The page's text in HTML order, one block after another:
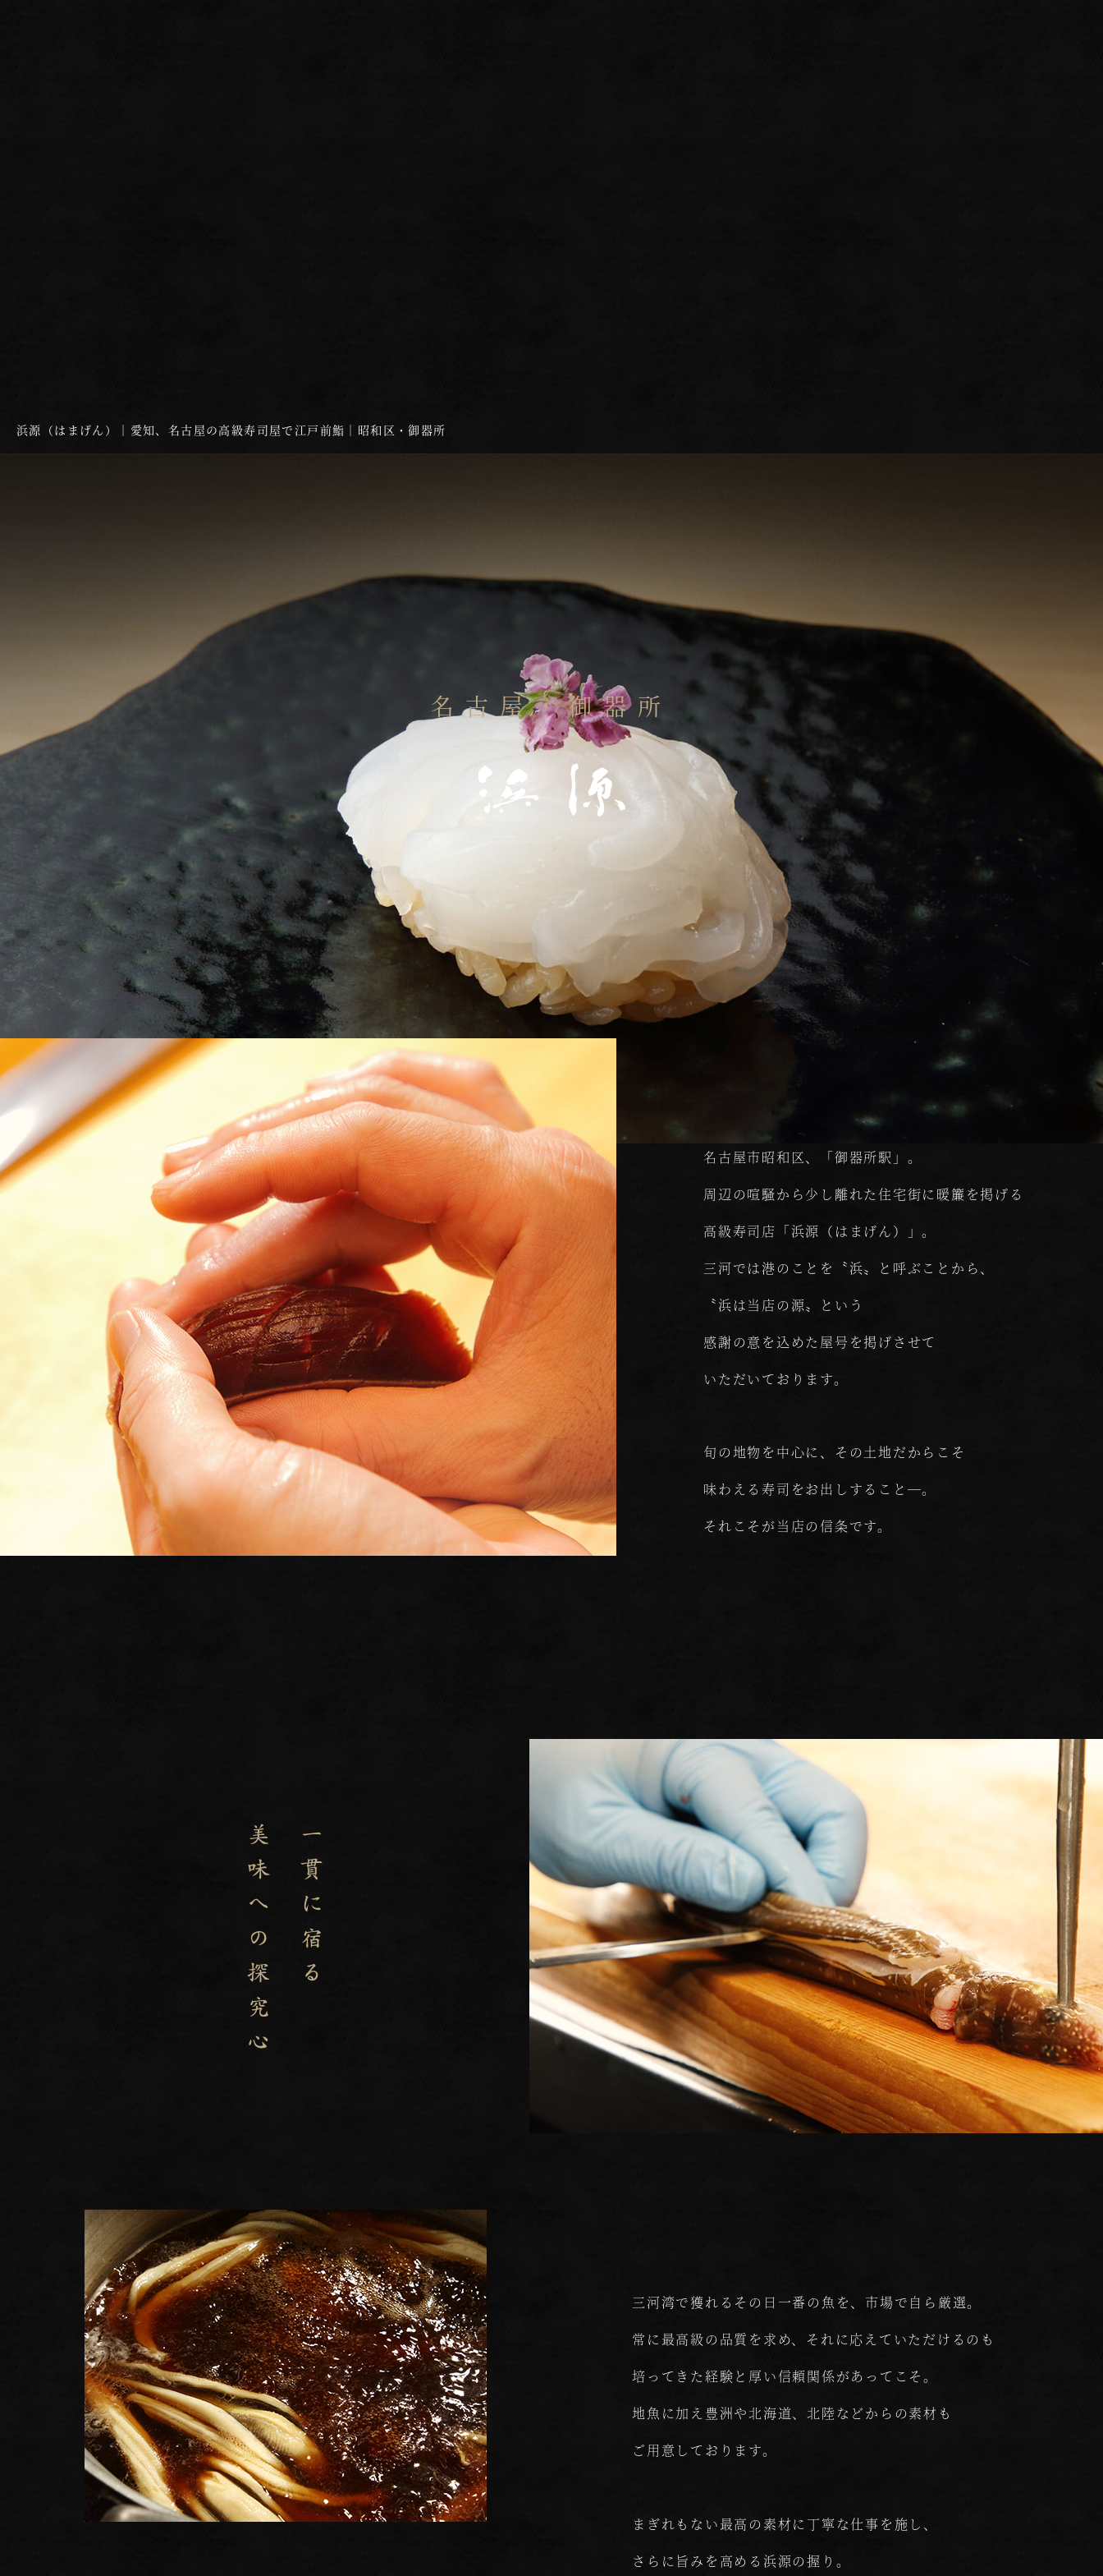
浜源（はまげん）｜愛知、名古屋の高級寿司屋で江戸前鮨｜昭和区・御器所
名古屋・御器所
名古屋市昭和区、「御器所駅」。
周辺の喧騒から少し離れた住宅街に暖簾を掲げる
高級寿司店「浜源（はまげん）」。
三河では港のことを〝浜〟と呼ぶことから、
〝浜は当店の源〟という
感謝の意を込めた屋号を掲げさせて
いただいております。
旬の地物を中心に、その土地だからこそ
味わえる寿司をお出しすること―。
それこそが当店の信条です。
三河湾で獲れるその日一番の魚を、市場で自ら厳選。
常に最高級の品質を求め、それに応えていただけるのも
培ってきた経験と厚い信頼関係があってこそ。
地魚に加え豊洲や北海道、北陸などからの素材も
ご用意しております。
まぎれもない最高の素材に丁寧な仕事を施し、
さらに旨みを高める浜源の握り。